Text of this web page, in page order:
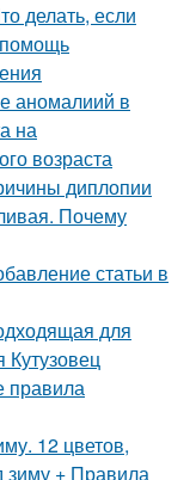
делать, если
помощь
аномалиий в
на
возраста
диплопии
Почему
статьи в
для
правила
12 цветов,
зиму + Правила